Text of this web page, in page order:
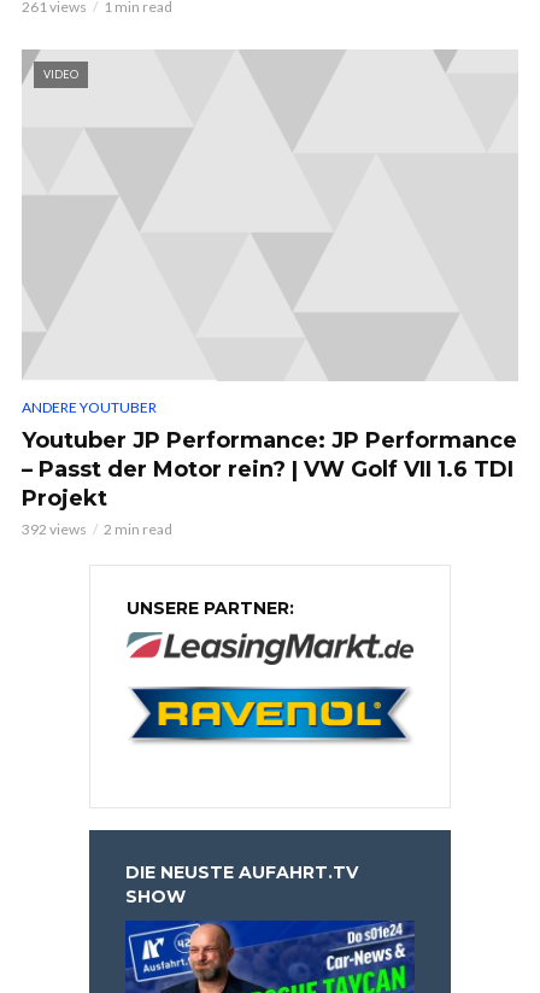
261 views 1 min read
VIDEO
ANDERE YOUTUBER
Youtuber JP Performance: JP Performance
– Passt der Motor rein? | VW Golf VII 1.6 TDI
Projekt
392 views 2 min read
UNSERE PARTNER:
DIE NEUSTE AUFAHRT.TV
SHOW